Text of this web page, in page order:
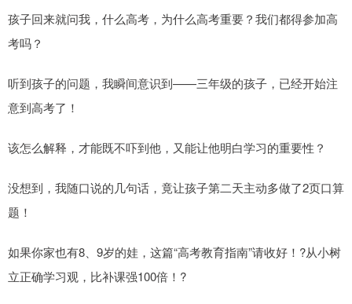
孩子回来就问我，什么高考，为什么高考重要？我们都得参加高
考吗？
听到孩子的问题，我瞬间意识到——三年级的孩子，已经开始注
意到高考了！
该怎么解释，才能既不吓到他，又能让他明白学习的重要性？
没想到，我随口说的几句话，竟让孩子第二天主动多做了2页口算
题！
如果你家也有8、9岁的娃，这篇“高考教育指南”请收好！?从小树
立正确学习观，比补课强100倍！?